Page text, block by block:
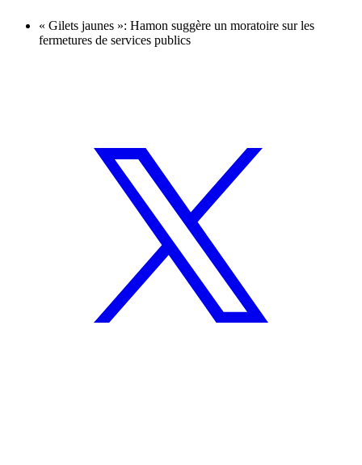
« Gilets jaunes »: Hamon suggère un moratoire sur les
fermetures de services publics